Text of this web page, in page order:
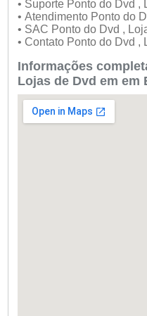
• Suporte Ponto do Dvd ,
• Atendimento Ponto do
• SAC Ponto do Dvd ,
• Contato Ponto do Dvd ,
Informações
Lojas de Dvd em em